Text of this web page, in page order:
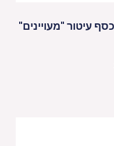
עיטור "מעויינים"